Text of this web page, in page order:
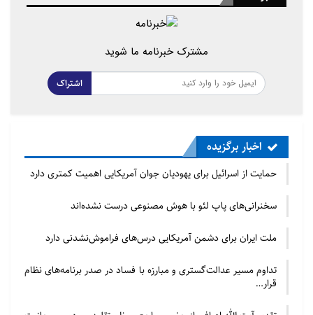
مشترک خبرنامه ما شوید
اشتراک
اخبار برگزیده
حمایت از اسرائیل برای یهودیان جوان آمریکایی اهمیت کمتری دارد
سخنرانی‌های پاپ لئو با هوش مصنوعی درست نشده‌اند
ملت ایران برای دشمن آمریکایی درس‌های فراموش‌نشدنی دارد
تداوم مسیر عدالت‌گستری و مبارزه با فساد در صدر برنامه‌های نظام
قرار…